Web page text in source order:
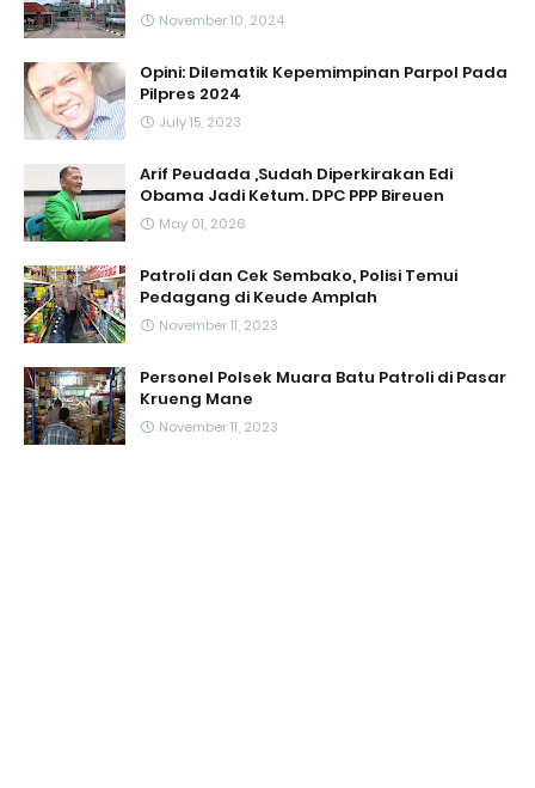
November 10, 2024
Opini: Dilematik Kepemimpinan Parpol Pada
Pilpres 2024
July 15, 2023
Arif Peudada ,Sudah Diperkirakan Edi
Obama Jadi Ketum. DPC PPP Bireuen
May 01, 2026
Patroli dan Cek Sembako, Polisi Temui
Pedagang di Keude Amplah
November 11, 2023
Personel Polsek Muara Batu Patroli di Pasar
Krueng Mane
November 11, 2023